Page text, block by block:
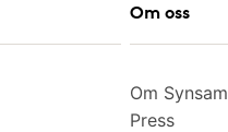
Om oss
Om Synsam
Press